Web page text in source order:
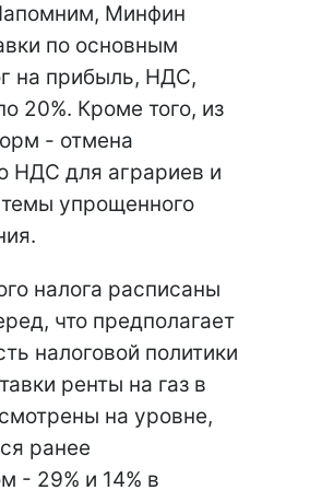
Минфин
по основным
на прибыль, НДС,
20%. Кроме того, из
- отмена
НДС для аграриев и
упрощенного
налога расписаны
что предполагает
налоговой политики
ренты на газ в
на уровне,
ранее
- 29% и 14% в